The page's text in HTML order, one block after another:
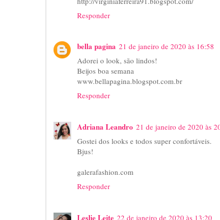
Responder
bella pagina 21 de janeiro de 2020 às 16:58
Adorei o look, são lindos!
Beijos boa semana
www.bellapagina.blogspot.com.br
Responder
Adriana Leandro 21 de janeiro de 2020 às
Gostei dos looks e todos super confortáveis.
Bjus!
galerafashion.com
Responder
Leslie Leite 22 de janeiro de 2020 às 13:20